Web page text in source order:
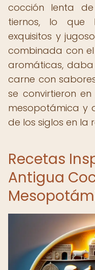
cocción lenta
tiernos, lo que
exquisitos y
combinada con
aromáticas,
carne con
se convirtieron
mesopotámica y
de los siglos en la
Recetas
Antigua